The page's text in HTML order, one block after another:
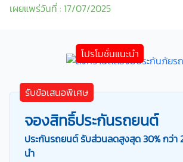
เผยแพร่วันที่ : 17/07/2025
รับข้อเสนอพิเศษ
จองสิทธิ์ประกันรถยนต์
ประกันรถยนต์ รับส่วนลดสูงสุด 30% กว่า
นำ